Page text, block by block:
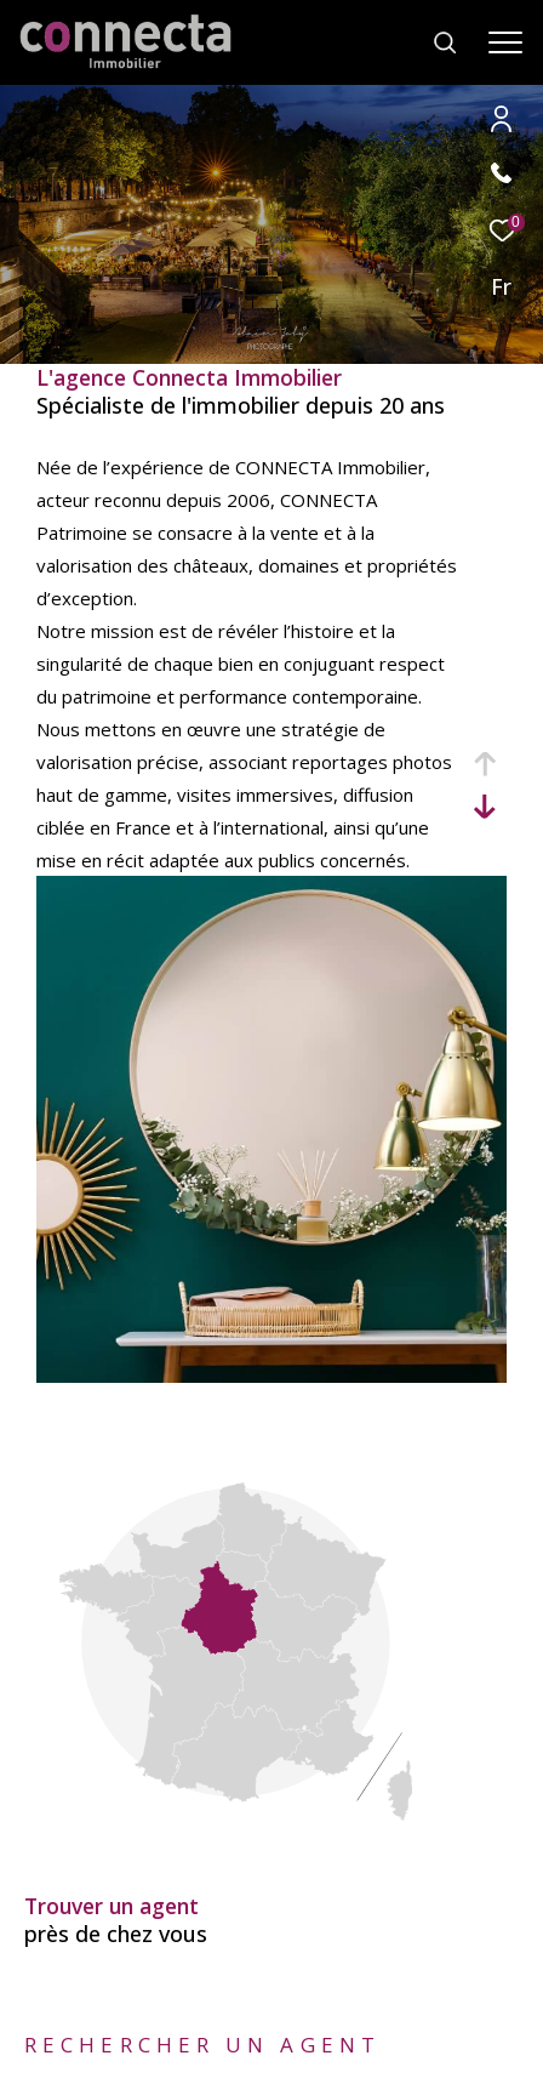
0
Fr
L'agence Connecta Immobilier
Spécialiste de l'immobilier depuis 20 ans
Née de l’expérience de CONNECTA Immobilier,
acteur reconnu depuis 2006, CONNECTA
Patrimoine se consacre à la vente et à la
valorisation des châteaux, domaines et propriétés
d’exception.
Notre mission est de révéler l’histoire et la
singularité de chaque bien en conjuguant respect
du patrimoine et performance contemporaine.
Nous mettons en œuvre une stratégie de
valorisation précise, associant reportages photos
haut de gamme, visites immersives, diffusion
ciblée en France et à l’international, ainsi qu’une
mise en récit adaptée aux publics concernés.
Implantés au cœur du Val de Loire et actifs sur
l’ensemble du territoire, nous accompagnons
vendeurs et acquéreurs français et internationaux,
avec une expertise juridique et patrimoniale
rigoureuse pour sécuriser chaque étape de la
transaction.
Notre signature se fonde sur la discrétion, la
transparence et l’exigence professionnelle.
CONNECTA Patrimoine : relier le passé, le présent
et l’avenir de notre patrimoine.
Trouver un agent
près de chez vous
RECHERCHER UN AGENT
Effectuer
une
recherche
et
trouver
le
bien
correspond
à
vos
critères
Type
d'offre
Location
Type
de
bien
Type de bien
Ville
RECHERCHER